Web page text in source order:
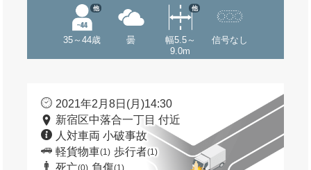
35～44歳
他
曇
幅5.5～
9.0m
他
信号なし
2021年2月8日(月)14:30
新宿区中落合一丁目 付近
人対車両 小破事故
軽貨物車(1) 歩行者(1)
死亡(0) 負傷(1)